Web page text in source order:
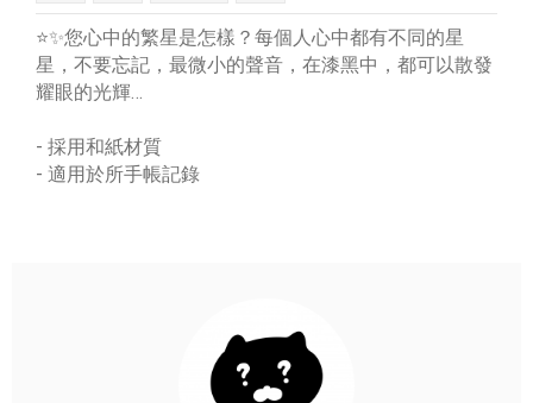
⭐️✨您心中的繁星是怎樣？每個人心中都有不同的星
星，不要忘記，最微小的聲音，在漆黑中，都可以散發
耀眼的光輝…
- 採用和紙材質
- 適用於所手帳記錄